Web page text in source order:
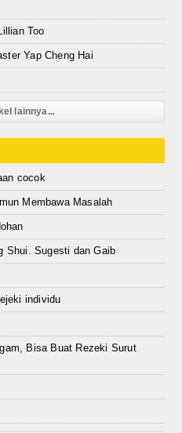
Too
Yap Cheng Hai
lainnya...
cocok
Membawa Masalah
Shui. Sugesti dan Gaib
individu
Bisa Buat Rezeki Surut